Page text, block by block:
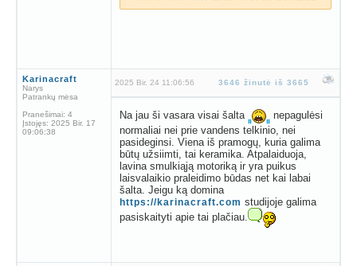
Karinacraft
Narys
Patrankų mėsa
Pranešimai: 4
Įstojęs: 2025 Bir. 17
09:06:38
2025 Bir. 24 11:06:56 3646 žinutė iš 3665
Na jau ši vasara visai šalta
nepagulėsi
normaliai nei prie vandens telkinio, nei
pasideginsi. Viena iš pramogų, kuria galima
būtų užsiimti, tai keramika. Atpalaiduoja,
lavina smulkiąją motoriką ir yra puikus
laisvalaikio praleidimo būdas net kai labai
šalta. Jeigu ką domina
https://karinacraft.com studijoje galima
pasiskaityti apie tai plačiau.